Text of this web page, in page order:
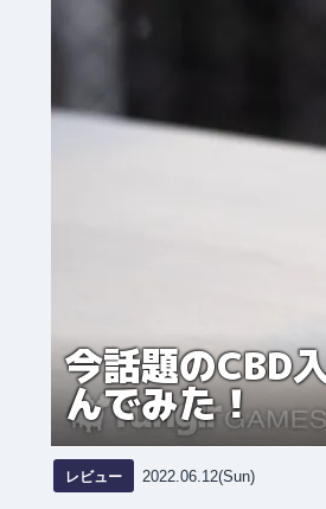
今話題のCBD
んでみた！
レビュー 2022.06.12(Sun)